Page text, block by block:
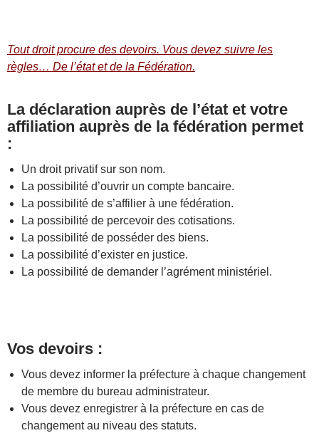
Tout droit procure des devoirs. Vous devez suivre les
règles… De l’état et de la Fédération.
La déclaration auprès de l’état et votre
affiliation auprès de la fédération permet
:
Un droit privatif sur son nom.
La possibilité d’ouvrir un compte bancaire.
La possibilité de s’affilier à une fédération.
La possibilité de percevoir des cotisations.
La possibilité de posséder des biens.
La possibilité d’exister en justice.
La possibilité de demander l’agrément ministériel.
Vos devoirs :
Vous devez informer la préfecture à chaque changement
de membre du bureau administrateur.
Vous devez enregistrer à la préfecture en cas de
changement au niveau des statuts.